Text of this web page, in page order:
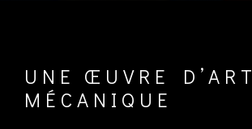
UNE ŒUVRE D’ART
MÉCANIQUE